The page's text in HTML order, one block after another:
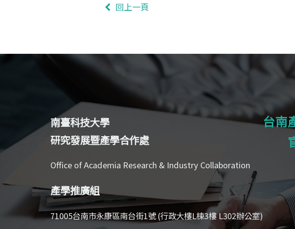
回上一頁
南臺科技大學
研究發展暨產學合作處
Office of Academia Research & Industry Collaboration
產學推廣組
71005台南市永康區南台街1號 (行政大樓L棟3樓 L302辦公室)
台南